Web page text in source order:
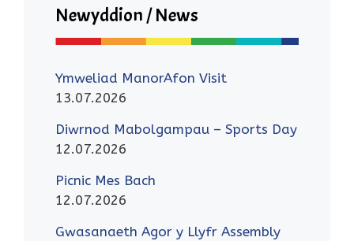
Newyddion / News
Ymweliad ManorAfon Visit
13.07.2026
Diwrnod Mabolgampau – Sports Day
12.07.2026
Picnic Mes Bach
12.07.2026
Gwasanaeth Agor y Llyfr Assembly